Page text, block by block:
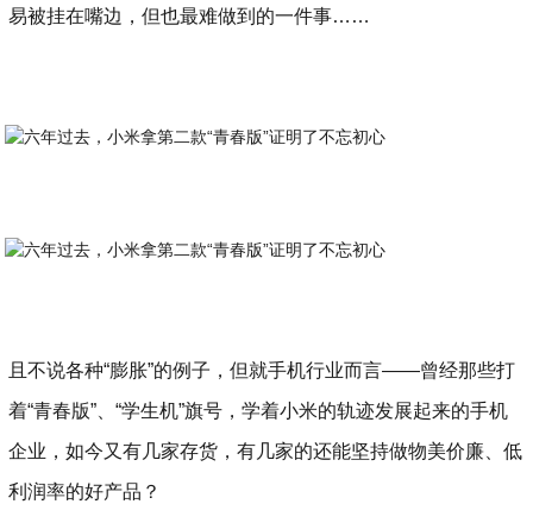
易被挂在嘴边，但也最难做到的一件事……
且不说各种“膨胀”的例子，但就手机行业而言——曾经那些打
着“青春版”、“学生机”旗号，学着小米的轨迹发展起来的手机
企业，如今又有几家存货，有几家的还能坚持做物美价廉、低
利润率的好产品？